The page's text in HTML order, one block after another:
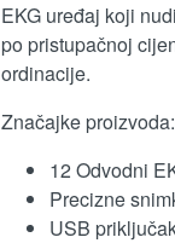
EKG uređaj koji
po pristupačnoj
ordinacije.
Značajke proizvoda:
12 Odvodni
Precizne
USB